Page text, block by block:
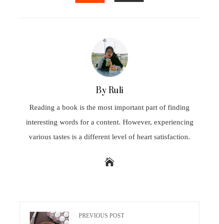
By Ruli
Reading a book is the most important part of finding
interesting words for a content. However, experiencing
various tastes is a different level of heart satisfaction.
PREVIOUS POST